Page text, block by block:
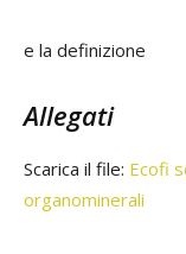
e la definizione
Allegati
Scarica il file: Ecofi
organominerali